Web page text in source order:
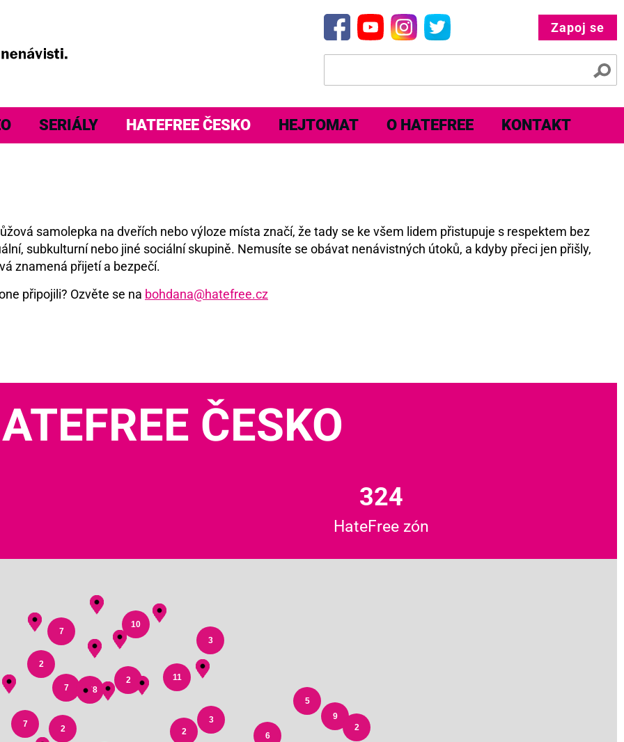
SERIÁLY HATEFREE ČESKO HEJTOMAT O HATEFREE KONTAKT
Zapoj se
samolepka na dveřích nebo výloze místa značí, že tady se ke všem lidem přistupuje s respektem bez
subkulturní nebo jiné sociální skupině. Nemusíte se obávat nenávistných útoků, a kdyby přeci jen přišly,
znamená přijetí a bezpečí.
připojili? Ozvěte se na bohdana@hatefree.cz
ČESKO
324
HateFree zón
2
5
9
6
2
3
3
10
11
2
7
7 2
2
7 178